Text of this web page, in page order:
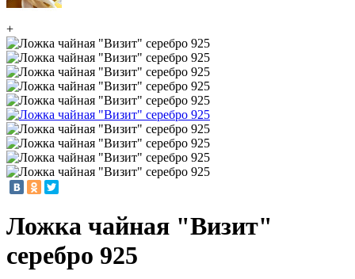
+
Ложка чайная "Визит"
серебро 925